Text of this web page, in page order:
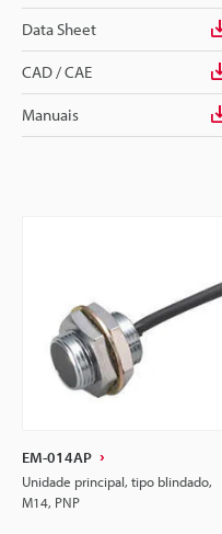
Data Sheet
CAD / CAE
Manuais
EM-014AP
Unidade principal, tipo blindado,
M14, PNP